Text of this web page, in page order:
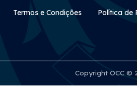
Rodapé
Termos e Condições Política de
Copyright OCC ©